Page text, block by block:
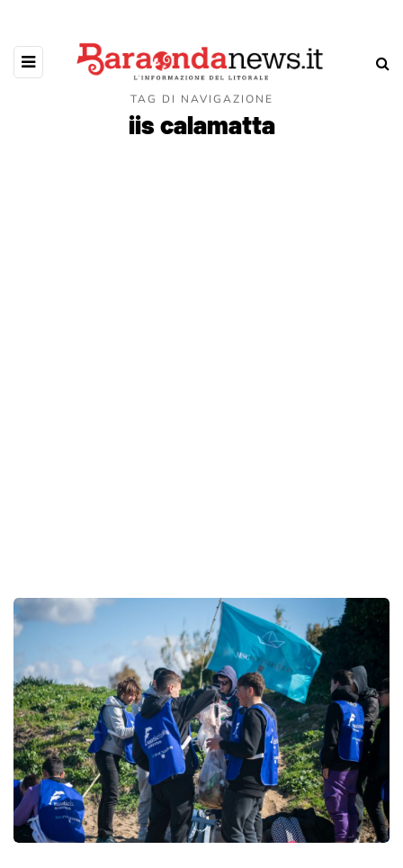
TAG DI NAVIGAZIONE
iis calamatta